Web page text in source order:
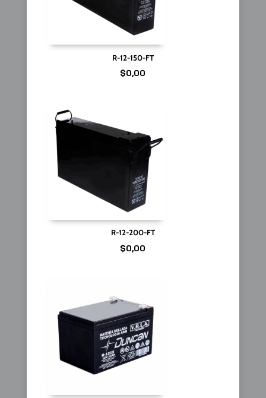
R-12-150-FT
$0,00
R-12-200-FT
$0,00